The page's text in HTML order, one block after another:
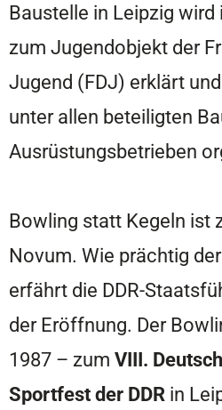
Baustelle in Leipzig wird
zum Jugendobjekt der
Jugend (FDJ) erklärt
unter allen beteiligten
Ausrüstungsbetrieben
Bowling statt Kegeln ist
Novum. Wie prächtig
erfährt die DDR-
der Eröffnung. Der
1987 – zum VIII.
Sportfest der DDR in